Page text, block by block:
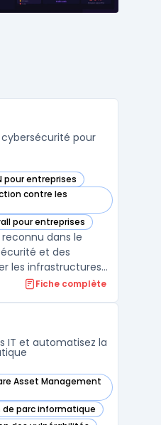
pour
pour entreprises
catégorie
contre les
catégorie
pour entreprises
catégorie
dans le
et des
les infrastructures
Avec son
tout en assurant la
...
Fiche complète
IT et automatisez la
Asset Management
cette catégorie
de parc informatique
cette catégorie